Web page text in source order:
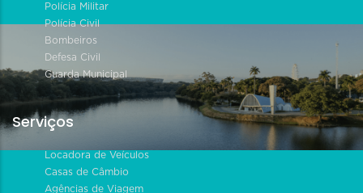
Polícia Militar
Polícia Civil
Bombeiros
Defesa Civil
Guarda Municipal
Serviços
Locadora de Veículos
Casas de Câmbio
Agências de Viagem